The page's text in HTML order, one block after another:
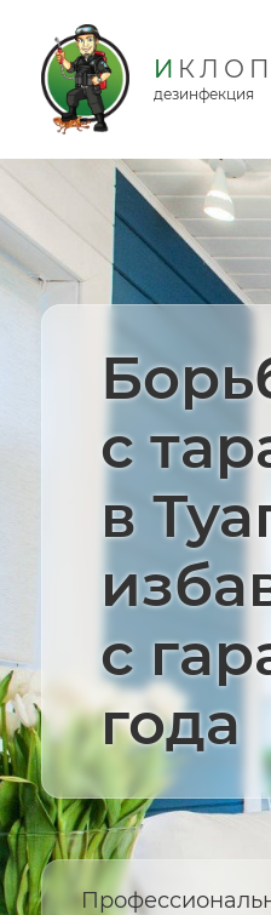
дезинфекция
с
в
с
года